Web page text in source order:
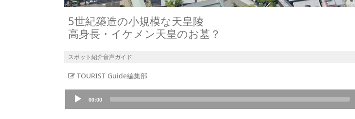
5世紀築造の小規模な天皇陵
高身長・イケメン天皇のお墓？
スポット紹介音声ガイド
TOURIST Guide編集部
Audio
Player
00:00